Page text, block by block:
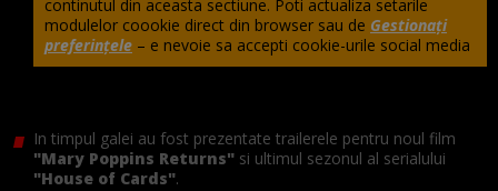
continutul din aceasta sectiune. Poti actualiza setarile
modulelor coookie direct din browser sau de Gestionați
preferințele – e nevoie sa accepti cookie-urile social media
In timpul galei au fost prezentate trailerele pentru noul film
"Mary Poppins Returns" si ultimul sezonul al serialului
"House of Cards".